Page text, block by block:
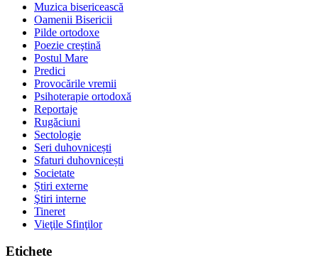
Muzica bisericească
Oamenii Bisericii
Pilde ortodoxe
Poezie creştină
Postul Mare
Predici
Provocările vremii
Psihoterapie ortodoxă
Reportaje
Rugăciuni
Sectologie
Seri duhovnicești
Sfaturi duhovnicești
Societate
Știri externe
Ştiri interne
Tineret
Vieţile Sfinţilor
Etichete